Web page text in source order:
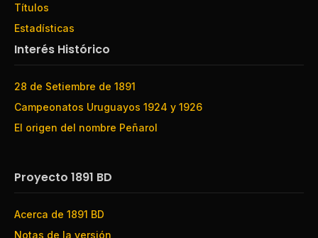
Títulos
Estadísticas
Interés Histórico
28 de Setiembre de 1891
Campeonatos Uruguayos 1924 y 1926
El origen del nombre Peñarol
Proyecto 1891 BD
Acerca de 1891 BD
Notas de la versión